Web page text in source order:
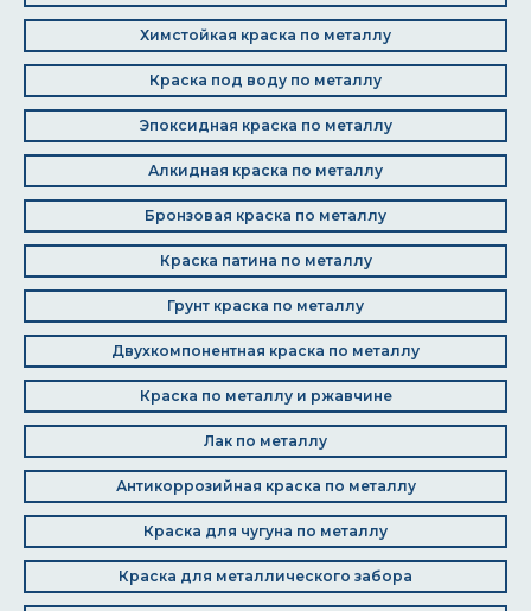
Химстойкая краска по металлу
Краска под воду по металлу
Эпоксидная краска по металлу
Алкидная краска по металлу
Бронзовая краска по металлу
Краска патина по металлу
Грунт краска по металлу
Двухкомпонентная краска по металлу
Краска по металлу и ржавчине
Лак по металлу
Антикоррозийная краска по металлу
Краска для чугуна по металлу
Краска для металлического забора